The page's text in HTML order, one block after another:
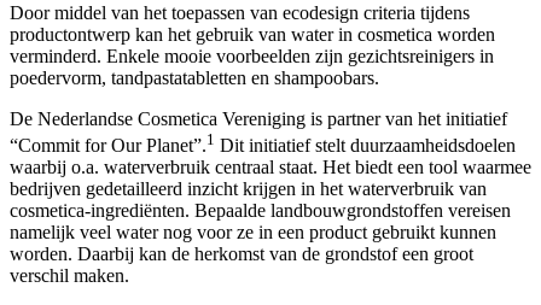
Door middel van het toepassen van ecodesign criteria tijdens
productontwerp kan het gebruik van water in cosmetica worden
verminderd. Enkele mooie voorbeelden zijn gezichtsreinigers in
poedervorm, tandpastatabletten en shampoobars.
De Nederlandse Cosmetica Vereniging is partner van het initiatief
“Commit for Our Planet”.1 Dit initiatief stelt duurzaamheidsdoelen
waarbij o.a. waterverbruik centraal staat. Het biedt een tool waarmee
bedrijven gedetailleerd inzicht krijgen in het waterverbruik van
cosmetica-ingrediënten. Bepaalde landbouwgrondstoffen vereisen
namelijk veel water nog voor ze in een product gebruikt kunnen
worden. Daarbij kan de herkomst van de grondstof een groot
verschil maken.